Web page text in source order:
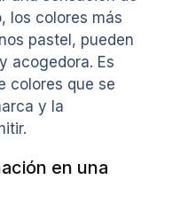
los colores más
pastel, pueden
acogedora. Es
colores que se
y la
en una